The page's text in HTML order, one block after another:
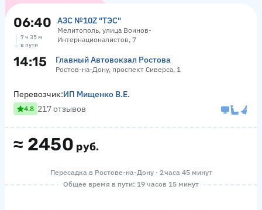
06:40 АЗС №10Z "ТЭС"
Мелитополь, улица Воинов-
Интернационалистов, 7
7 ч 35 м
в пути
14:15 Главный Автовокзал Ростова
Ростов-на-Дону, проспект Сиверса, 1
≈ 2450 руб.
Перевозчик:ИП Мищенко В.Е.
4.8 217 отзывов
Пересадка в Ростове-на-Дону · 2 часа 45 минут
Общее время в пути: 19 часов 15 минут